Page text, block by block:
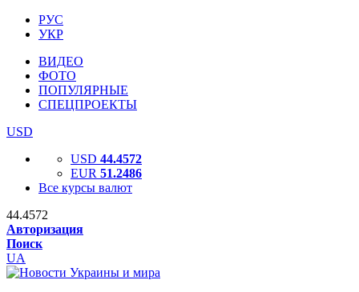
РУС
УКР
ВИДЕО
ФОТО
ПОПУЛЯРНЫЕ
СПЕЦПРОЕКТЫ
USD
USD 44.4572
EUR 51.2486
Все курсы валют
44.4572
Авторизация
Поиск
UA